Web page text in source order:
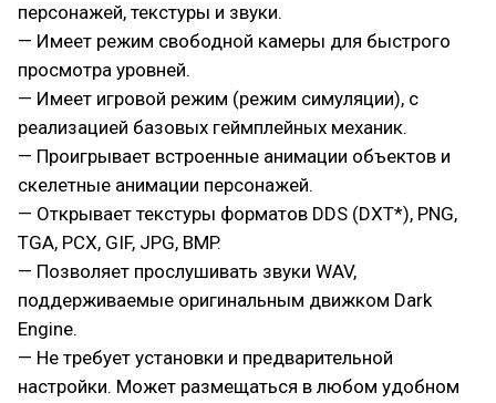
персонажей, текстуры и звуки.
— Имеет режим свободной камеры для быстрого
просмотра уровней.
— Имеет игровой режим (режим симуляции), с
реализацией базовых геймплейных механик.
— Проигрывает встроенные анимации объектов и
скелетные анимации персонажей.
— Открывает текстуры форматов DDS (DXT*), PNG,
TGA, PCX, GIF, JPG, BMP.
— Позволяет прослушивать звуки WAV,
поддерживаемые оригинальным движком Dark
Engine.
— Не требует установки и предварительной
настройки. Может размещаться в любом удобном